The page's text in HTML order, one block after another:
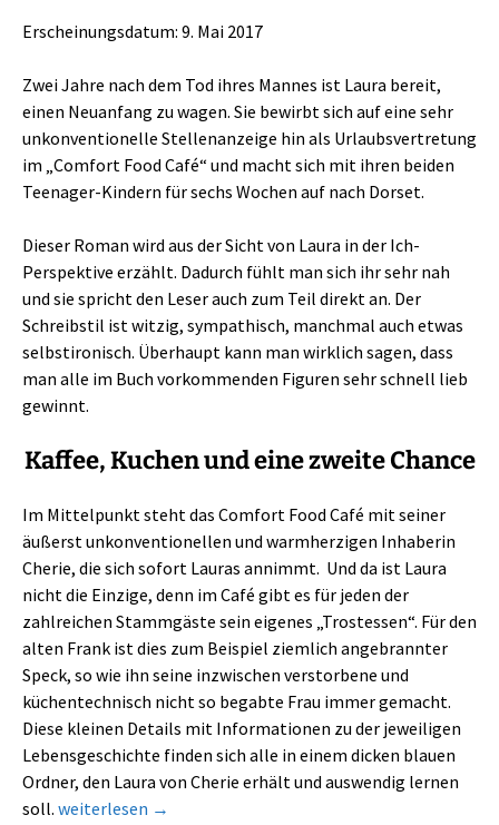
Erscheinungsdatum: 9. Mai 2017
Zwei Jahre nach dem Tod ihres Mannes ist Laura bereit,
einen Neuanfang zu wagen. Sie bewirbt sich auf eine sehr
unkonventionelle Stellenanzeige hin als Urlaubsvertretung
im „Comfort Food Café“ und macht sich mit ihren beiden
Teenager-Kindern für sechs Wochen auf nach Dorset.
Dieser Roman wird aus der Sicht von Laura in der Ich-
Perspektive erzählt. Dadurch fühlt man sich ihr sehr nah
und sie spricht den Leser auch zum Teil direkt an. Der
Schreibstil ist witzig, sympathisch, manchmal auch etwas
selbstironisch. Überhaupt kann man wirklich sagen, dass
man alle im Buch vorkommenden Figuren sehr schnell lieb
gewinnt.
Kaffee, Kuchen und eine zweite Chance
Im Mittelpunkt steht das Comfort Food Café mit seiner
äußerst unkonventionellen und warmherzigen Inhaberin
Cherie, die sich sofort Lauras annimmt. Und da ist Laura
nicht die Einzige, denn im Café gibt es für jeden der
zahlreichen Stammgäste sein eigenes „Trostessen“. Für den
alten Frank ist dies zum Beispiel ziemlich angebrannter
Speck, so wie ihn seine inzwischen verstorbene und
küchentechnisch nicht so begabte Frau immer gemacht.
Diese kleinen Details mit Informationen zu der jeweiligen
Lebensgeschichte finden sich alle in einem dicken blauen
Ordner, den Laura von Cherie erhält und auswendig lernen
soll. Frühstück mit Meerblick – ein Wohlfühlbuch
weiterlesen →